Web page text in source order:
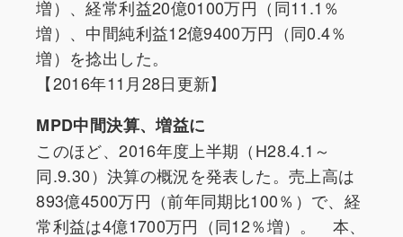
増）、経常利益20億0100万円（同11.1％
増）、中間純利益12億9400万円（同0.4％
増）を捻出した。
【2016年11月28日更新】
MPD中間決算、増益に
このほど、2016年度上半期（H28.4.1～
同.9.30）決算の概況を発表した。売上高は
893億4500万円（前年同期比100％）で、経
常利益は4億1700万円（同12％増）。 本、